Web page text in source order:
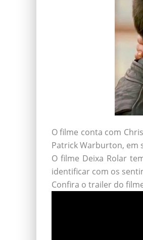
O filme conta com
Patrick Warburton, em
O filme Deixa Rolar
identificar com os
Confira o trailer do